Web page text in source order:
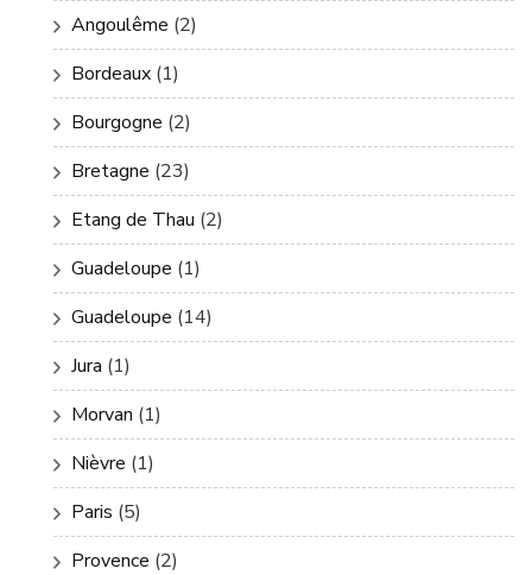
Angoulême (2)
Bordeaux (1)
Bourgogne (2)
Bretagne (23)
Etang de Thau (2)
Guadeloupe (1)
Guadeloupe (14)
Jura (1)
Morvan (1)
Nièvre (1)
Paris (5)
Provence (2)